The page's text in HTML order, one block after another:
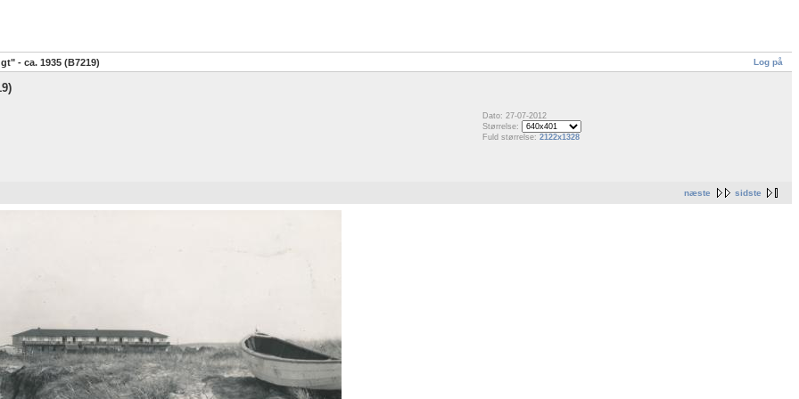
Log på
- ca. 1935 (B7219)
Dato: 27-07-2012
Størrelse:
Fuld størrelse: 2122x1328
næste sidste